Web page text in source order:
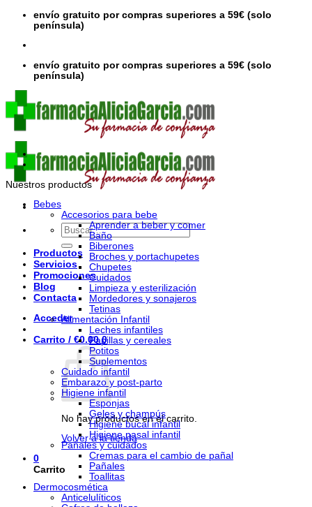
Saltar
envío gratuito por compras superiores a 59€ (solo
península)
envío gratuito por compras superiores a 59€ (solo
península)
Buscar
por:
Productos
Servicios
Promociones
Blog
Contacta
Acceder
Carrito / €0.00 0
No hay productos en el carrito.
Volver a la tienda
0
Carrito
Nuestros productos
Bebes
Accesorios para bebe
Aprender a beber y comer
Baño
Biberones
Broches y portachupetes
Chupetes
Cuidados
Limpieza y esterilización
Mordedores y sonajeros
Tetinas
Alimentación Infantil
Leches infantiles
Papillas y cereales
Potitos
Suplementos
Cuidado infantil
Embarazo y post-parto
Higiene infantil
Esponjas
Geles y champús
Higiene bucal infantil
Higiene nasal infantil
Pañales y cuidados
Cremas para el cambio de pañal
Pañales
Toallitas
Dermocosmética
Anticelulíticos